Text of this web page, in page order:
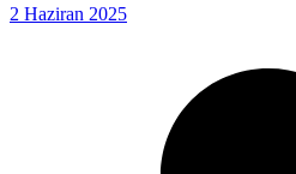
2 Haziran 2025